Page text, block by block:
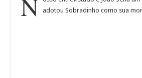
adotou Sobradinho como sua